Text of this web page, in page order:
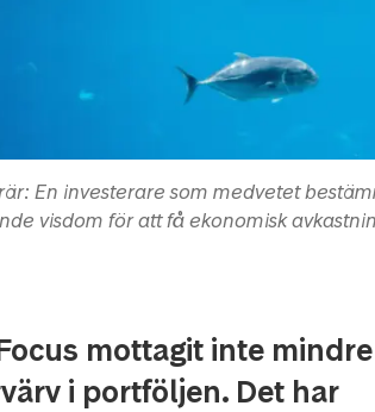
En investerare som medvetet
visdom för att få ekonomisk
mottagit inte
i portföljen. Det har